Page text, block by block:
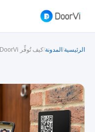
الرئيسية/ المدونة/كيف تُوفِّر DoorVi الملايين بمجموعة QR الواحدة